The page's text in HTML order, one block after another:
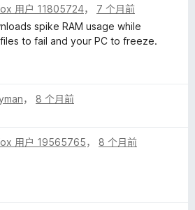
用户 11805724， 7 个月前
spike RAM usage while
to fail and your PC to freeze.
， 8 个月前
用户 19565765， 8 个月前